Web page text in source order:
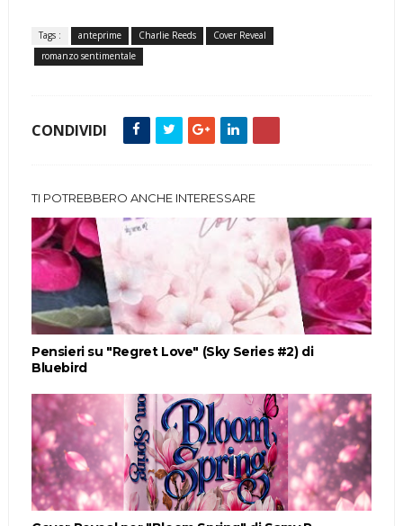
Tags : anteprime Charlie Reeds
Cover Reveal
romanzo sentimentale
CONDIVIDI
TI POTREBBERO ANCHE INTERESSARE
Pensieri su "Regret Love" (Sky Series #2) di
Bluebird